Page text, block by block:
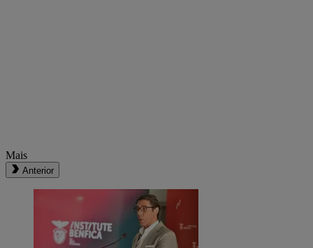
Mais
Anterior